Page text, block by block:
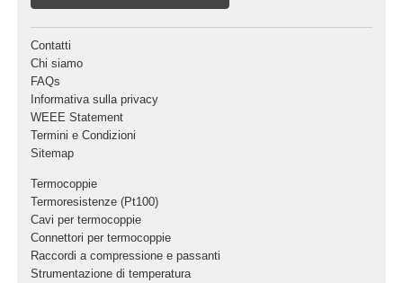
Contatti
Chi siamo
FAQs
Informativa sulla privacy
WEEE Statement
Termini e Condizioni
Sitemap
Termocoppie
Termoresistenze (Pt100)
Cavi per termocoppie
Connettori per termocoppie
Raccordi a compressione e passanti
Strumentazione di temperatura